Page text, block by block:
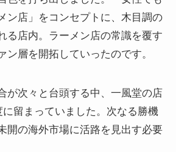
ン店」をコンセプトに、木目調の
る店内。ラーメン店の常識を覆す
ン層を開拓していったのです。
が次々と台頭する中、一風堂の店
留まっていました。次なる勝機
開の海外市場に活路を見出す必要